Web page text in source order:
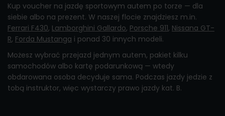
Kup voucher na jazdę sportowym autem po torze — dla
siebie albo na prezent. W naszej flocie znajdziesz m.in.
Ferrari F430, Lamborghini Gallardo, Porsche 911, Nissana GT-
R, Forda Mustanga i ponad 30 innych modeli.
Możesz wybrać przejazd jednym autem, pakiet kilku
samochodów albo kartę podarunkową — wtedy
obdarowana osoba decyduje sama. Podczas jazdy jedzie z
tobą instruktor, więc wystarczy prawo jazdy kat. B.